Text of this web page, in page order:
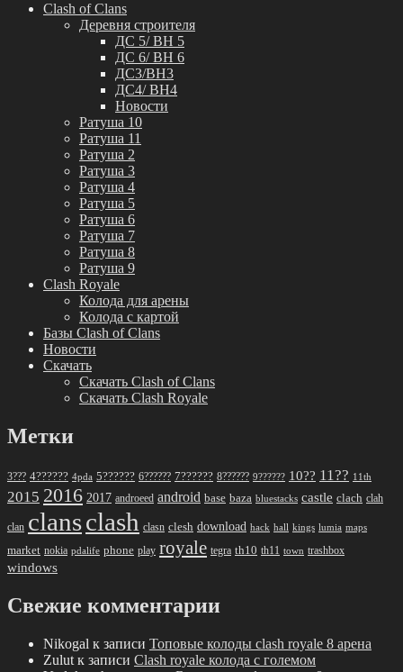
Clash of Clans
Деревня строителя
ДС 5/ BH 5
ДС 6/ BH 6
ДС3/BH3
ДС4/ BH4
Новости
Ратуша 10
Ратуша 11
Ратуша 2
Ратуша 3
Ратуша 4
Ратуша 5
Ратуша 6
Ратуша 7
Ратуша 8
Ратуша 9
Clash Royale
Колода для арены
Колода с картой
Базы Clash of Clans
Новости
Скачать
Скачать Clash of Clans
Скачать Clash Royale
Метки
3??? 4?????? 4pda 5?????? 6?????? 7?????? 8?????? 9?????? 10?? 11?? 11th
2015 2016 2017 androeed android base baza bluestacks castle clach clah
clan clansclash clasn clesh download hack hall kings lumia maps
market nokia pdalife phone play royale tegra th10 th11 town trashbox
windows
Свежие комментарии
Nikogal к записи Топовые колоды clash royale 8 арена
Zulut к записи Clash royale колода с големом